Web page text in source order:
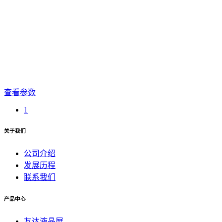
查看参数
1
关于我们
公司介绍
发展历程
联系我们
产品中心